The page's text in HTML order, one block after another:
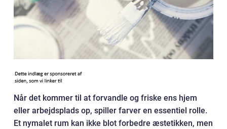
Når det kommer til at forvandle og friske ens hjem
eller arbejdsplads op, spiller farver en essentiel rolle.
Et nymalet rum kan ikke blot forbedre æstetikken, men